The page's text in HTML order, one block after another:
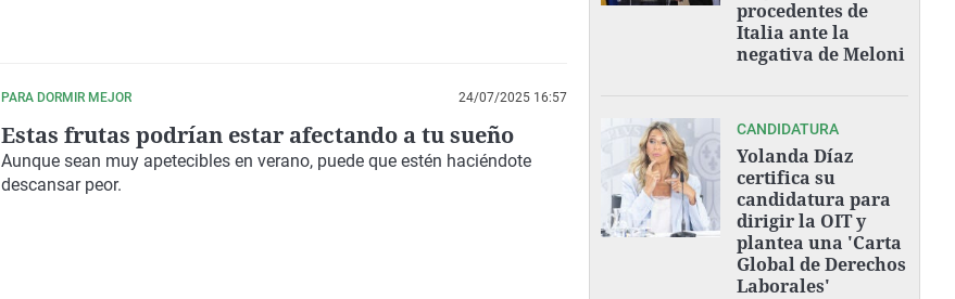
PARA DORMIR MEJOR 24/07/2025 16:57
Estas frutas podrían estar afectando a tu sueño
Aunque sean muy apetecibles en verano, puede que estén haciéndote
descansar peor.
procedentes de
Italia ante la
negativa de Meloni
CANDIDATURA
Yolanda Díaz
certifica su
candidatura para
dirigir la OIT y
plantea una 'Carta
Global de Derechos
Laborales'